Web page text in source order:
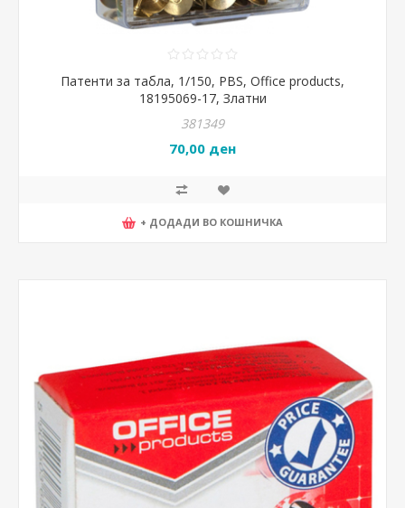
Патенти за табла, 1/150, PBS, Office products,
18195069-17, Златни
381349
70,00 ден
+ ДОДАДИ ВО КОШНИЧКА